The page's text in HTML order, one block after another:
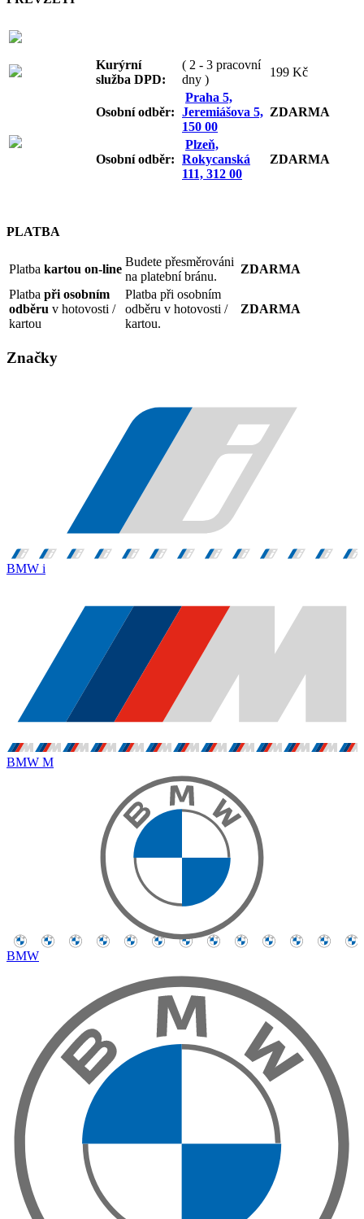
Kurýrní
služba DPD:
( 2 - 3 pracovní
dny )
199 Kč
Osobní odběr:
Praha 5,
Jeremiášova 5,
150 00
ZDARMA
Osobní odběr:
Plzeň,
Rokycanská
111, 312 00
ZDARMA
PLATBA
Platba kartou on-line
Budete přesměrováni
na platební bránu.
ZDARMA
Platba při osobním
odběru v hotovosti /
kartou
Platba při osobním
odběru v hotovosti /
kartou.
ZDARMA
Značky
BMW i
BMW M
BMW